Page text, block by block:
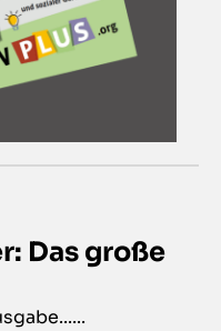
Das große